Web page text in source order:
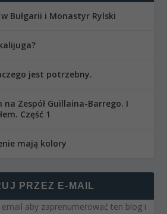
w Bułgarii i Monastyr Rylski
jest potrzebny.
na Zespół Guillaina-Barrego. I
Część 1
mają kolory
PRZEZ E-MAIL
aby zaprenumerować ten blog i